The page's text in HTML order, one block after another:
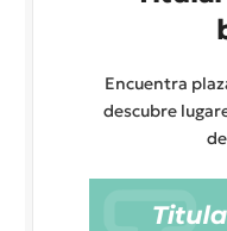
Encuentra
descubre